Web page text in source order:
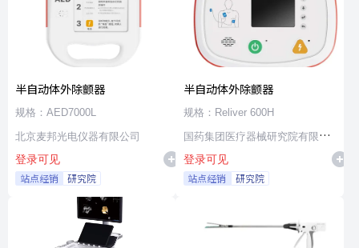
半自动体外除颤器
规格：AED7000L
北京麦邦光电仪器有限公司
登录可见
站点经销 研究院
半自动体外除颤器
规格：Reliver 600H
国药集团医疗器械研究院有限公
司
登录可见
站点经销 研究院